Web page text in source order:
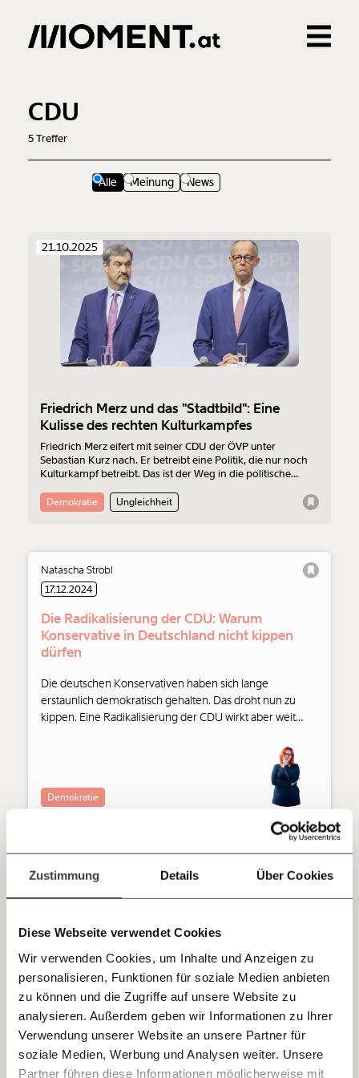
Zustimmung Details Über Cookies
Diese Webseite verwendet Cookies
Wir verwenden Cookies, um Inhalte und Anzeigen zu
personalisieren, Funktionen für soziale Medien anbieten
zu können und die Zugriffe auf unsere Website zu
analysieren. Außerdem geben wir Informationen zu Ihrer
Verwendung unserer Website an unsere Partner für
soziale Medien, Werbung und Analysen weiter. Unsere
Partner führen diese Informationen möglicherweise mit
Immer auf dem Laufenden
bleiben mit unseren gratis
Veränderung
beginnt mit Dir!
WerdeFördermitgliedund wir können gemeinsam
unsere Wirtschaft so gestalten, dass sie für alle
Netz. Unabhängig und werbefrei. Und das wird auch
so bleiben. Kämpf’ mit uns für den Fortschritt und
unterstütze uns mit Deinem Mitgliedsbeitrag.
Hier unsere IBAN: AT34 4300 0498 0007 6017
Kontoinhaber: Momentum Institut - Verein für
sozialen Fortschritt
0Treffer
Jetzt
einfach
teilen.
E-Mail
Whatsapp
CDU
5Treffer
Alle Meinung News
21.10.2025
Friedrich Merz und das "Stadtbild": Eine
Kulisse des rechten Kulturkampfes
Friedrich Merz eifert mit seiner CDU der ÖVP unter
Sebastian Kurz nach. Er betreibt eine Politik, die nur noch
Kulturkampf betreibt. Das ist der Weg in die politische
Kommentar von Natascha Strobl.
Demokratie Ungleichheit
Natascha Strobl
17.12.2024
Die Radikalisierung der CDU: Warum
Konservative in Deutschland nicht kippen
dürfen
Die deutschen Konservativen haben sich lange
erstaunlich demokratisch gehalten. Das droht nun zu
kippen. Eine Radikalisierung der CDU wirkt aber weit
warum die deutschen Wähler:innen es hoffentlich
Demokratie
Wie man sich als Verlierer zum Gewinner
macht
Bundestagswahl-Analyse von Politologin Natascha Strobl:
Mit dieser Strategie macht sich die CDU und die CSU als